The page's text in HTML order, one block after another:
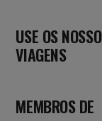
USE OS
VIAGENS
MEMBROS DE